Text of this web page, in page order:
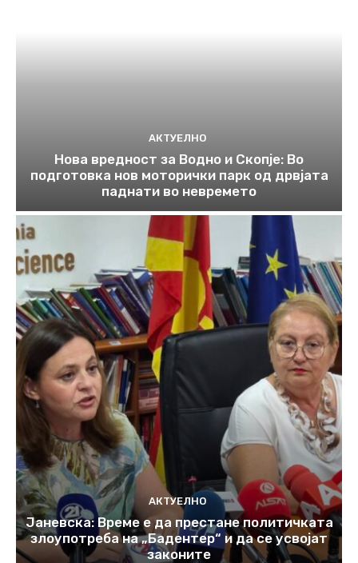
АКТУЕЛНО
Нова вредност за Водно и Скопје: Во
подготовка нов моторички парк од дрвјата
паднати во невремето
АКТУЕЛНО
Јаневска: Време е да престане политичката
злоупотреба на „Бадентер“ и да се усвојат
законите